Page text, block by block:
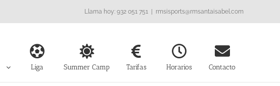
Llama hoy: 932 051 751 | rmsisports@rmsantaisabel.com
Liga Summer Camp Tarifas Horarios Contacto